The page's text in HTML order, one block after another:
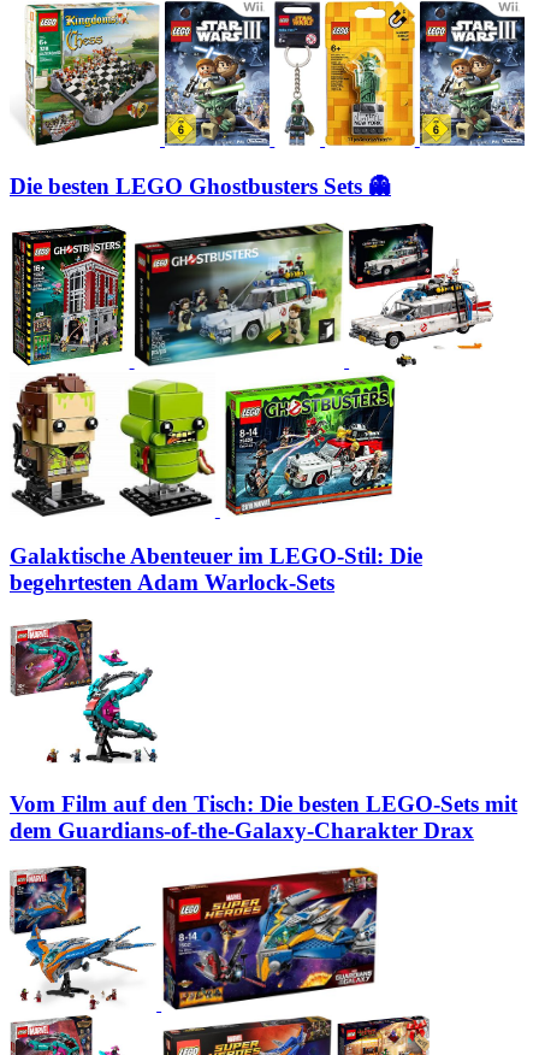
Die besten LEGO Ghostbusters Sets 👻
Galaktische Abenteuer im LEGO-Stil: Die
begehrtesten Adam Warlock-Sets
Vom Film auf den Tisch: Die besten LEGO-Sets mit
dem Guardians-of-the-Galaxy-Charakter Drax